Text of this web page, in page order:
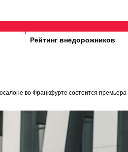
Рейтинг внедорожников
во Франкфурте состоится премьера